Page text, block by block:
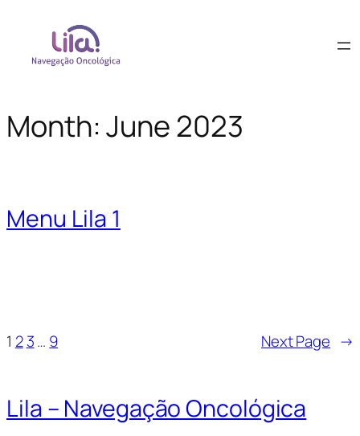
Month:June 2023
Menu Lila 1
1 2 3… 9 Next Page →
Lila – Navegação Oncológica